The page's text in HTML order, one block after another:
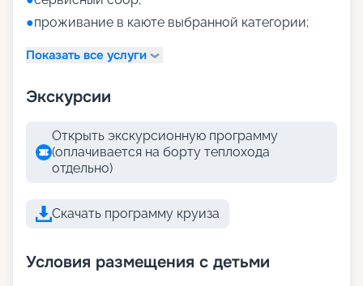
●проживание в каюте выбранной категории;
Показать все услуги
Экскурсии
Открыть экскурсионную программу
(оплачивается на борту теплохода
отдельно)
Скачать программу круиза
Условия размещения с детьми